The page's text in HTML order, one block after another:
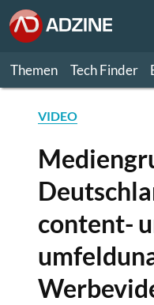
Themen Tech Finder
VIDEO
content-